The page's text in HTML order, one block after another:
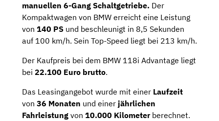
manuellen 6-Gang Schaltgetriebe. Der
Kompaktwagen von BMW erreicht eine Leistung
von 140 PS und beschleunigt in 8,5 Sekunden
auf 100 km/h. Sein Top-Speed liegt bei 213 km/h.
Der Kaufpreis bei dem BMW 118i Advantage liegt
bei 22.100 Euro brutto.
Das Leasingangebot wurde mit einer Laufzeit
von 36 Monaten und einer jährlichen
Fahrleistung von 10.000 Kilometerberechnet.